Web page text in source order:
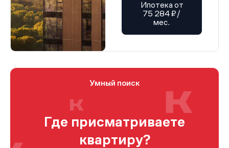
Ипотека от
75 284 ₽/
мес.
Умный поиск
Где присматриваете
квартиру?